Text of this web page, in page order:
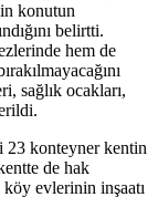
konutun
belirtti.
hem de
sağlık ocakları,
23 konteyner kentin
de hak
köy evlerinin inşaatı